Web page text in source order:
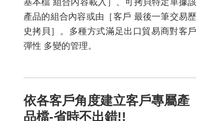
產品的組合內容或由［客戶 最後一筆交易歷
史拷貝］。多種方式滿足出口貿易商對客戶
彈性 多變的管理。
依各客戶角度建立客戶專屬產
品檔-省時不出錯!!